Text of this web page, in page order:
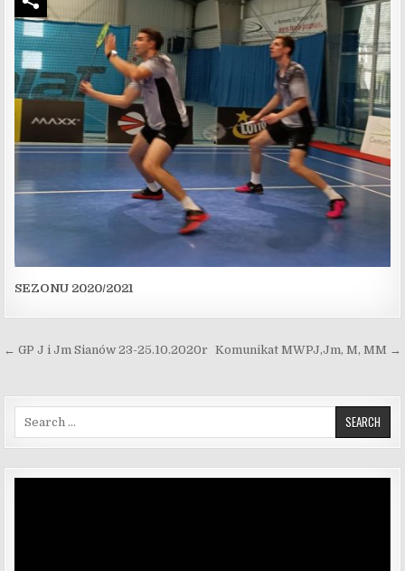
SEZONU 2020/2021
Nawigacja wpisu Komunikat MWPJ,Jm, M, MM →
← GP J i Jm Sianów 23-25.10.2020r